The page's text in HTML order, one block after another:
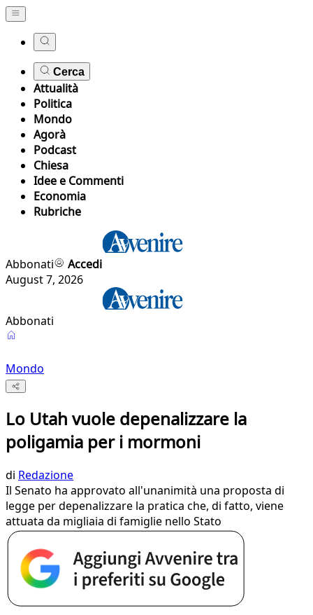
Cerca
Attualità
Politica
Mondo
Agorà
Podcast
Chiesa
Idee e Commenti
Economia
Rubriche
Abbonati
Accedi
August 7, 2026
Abbonati
Mondo
Lo Utah vuole depenalizzare la
poligamia per i mormoni
di Redazione
Il Senato ha approvato all'unanimità una proposta di
legge per depenalizzare la pratica che, di fatto, viene
attuata da migliaia di famiglie nello Stato